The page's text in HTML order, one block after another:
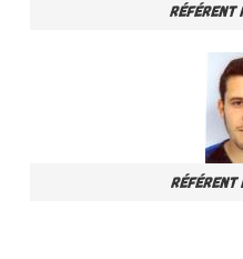
Référent
Référent